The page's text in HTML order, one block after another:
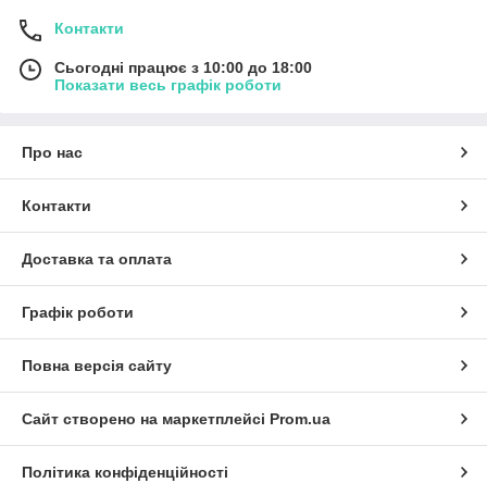
Контакти
Сьогодні працює з 10:00 до 18:00
Показати весь графік роботи
Про нас
Контакти
Доставка та оплата
Графік роботи
Повна версія сайту
Сайт створено на маркетплейсі Prom.ua
Політика конфіденційності